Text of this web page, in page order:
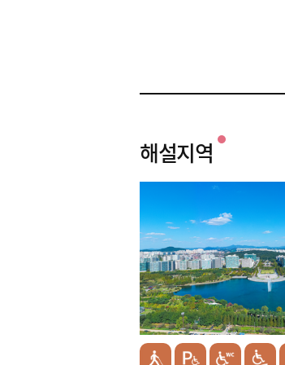
해설지역